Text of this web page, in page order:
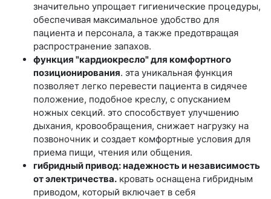
значительно упрощает гигиенические процедуры,
обеспечивая максимальное удобство для
пациента и персонала, а также предотвращая
распространение запахов.
функция "кардиокресло" для комфортного
позиционирования. эта уникальная функция
позволяет легко перевести пациента в сидячее
положение, подобное креслу, с опусканием
ножных секций. это способствует улучшению
дыхания, кровообращения, снижает нагрузку на
позвоночник и создает комфортные условия для
приема пищи, чтения или общения.
гибридный привод: надежность и независимость
от электричества. кровать оснащена гибридным
приводом, который включает в себя